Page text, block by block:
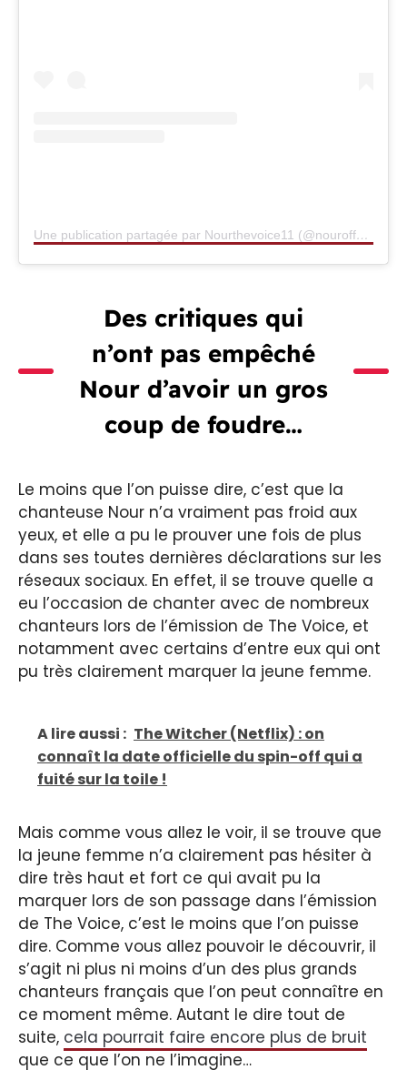
Une publication partagée par Nourthevoice11 (@nouroff_)
Des critiques qui
n’ont pas empêché
Nour d’avoir un gros
coup de foudre…
Le moins que l’on puisse dire, c’est que la
chanteuse Nour n’a vraiment pas froid aux
yeux, et elle a pu le prouver une fois de plus
dans ses toutes dernières déclarations sur les
réseaux sociaux. En effet, il se trouve quelle a
eu l’occasion de chanter avec de nombreux
chanteurs lors de l’émission de The Voice, et
notamment avec certains d’entre eux qui ont
pu très clairement marquer la jeune femme.
A lire aussi : The Witcher (Netflix) : on
connaît la date officielle du spin-off qui a
fuité sur la toile !
Mais comme vous allez le voir, il se trouve que
la jeune femme n’a clairement pas hésiter à
dire très haut et fort ce qui avait pu la
marquer lors de son passage dans l’émission
de The Voice, c’est le moins que l’on puisse
dire. Comme vous allez pouvoir le découvrir, il
s’agit ni plus ni moins d’un des plus grands
chanteurs français que l’on peut connaître en
ce moment même. Autant le dire tout de
suite, cela pourrait faire encore plus de bruit
que ce que l’on ne l’imagine…